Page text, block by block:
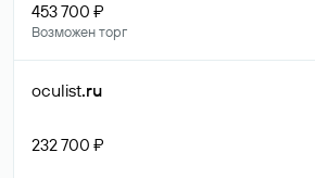
453 700 ₽
Возможен торг
oculist.ru
232 700 ₽